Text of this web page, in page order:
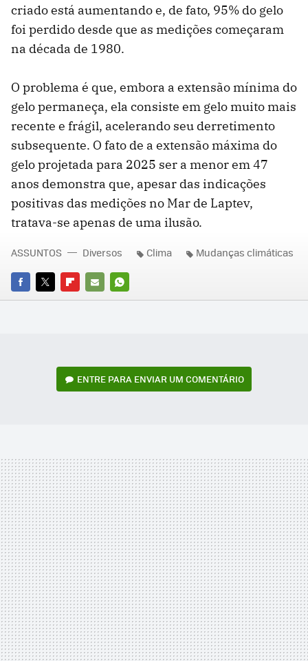
criado está aumentando e, de fato, 95% do gelo
foi perdido desde que as medições começaram
na década de 1980.
O problema é que, embora a extensão mínima do
gelo permaneça, ela consiste em gelo muito mais
recente e frágil, acelerando seu derretimento
subsequente. O fato de a extensão máxima do
gelo projetada para 2025 ser a menor em 47
anos demonstra que, apesar das indicações
positivas das medições no Mar de Laptev,
tratava-se apenas de uma ilusão.
FACEBOOK
TWITTERFLIPBOARD
E-
WHATSAPP
ASSUNTOS Diversos Clima Mudanças climáticas
ENTRE PARA ENVIAR UM COMENTÁRIO